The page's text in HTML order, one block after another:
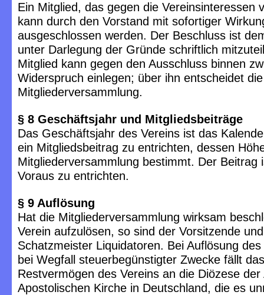
Ein Mitglied, das gegen die Vereinsinteressen
kann durch den Vorstand mit sofortiger
ausgeschlossen werden. Der Beschluss ist
unter Darlegung der Gründe schriftlich
Mitglied kann gegen den Ausschluss binnen
Widerspruch einlegen; über ihn entscheidet
Mitgliederversammlung.
§ 8 Geschäftsjahr und Mitgliedsbeiträge
Das Geschäftsjahr des Vereins ist das
ein Mitgliedsbeitrag zu entrichten, dessen
Mitgliederversammlung bestimmt. Der Beitrag
Voraus zu entrichten.
§ 9 Auflösung
Hat die Mitgliederversammlung wirksam
Verein aufzulösen, so sind der Vorsitzende
Schatzmeister Liquidatoren. Bei Auflösung
bei Wegfall steuerbegünstigter Zwecke fällt das
Restvermögen des Vereins an die Diözese
Apostolischen Kirche in Deutschland, die es